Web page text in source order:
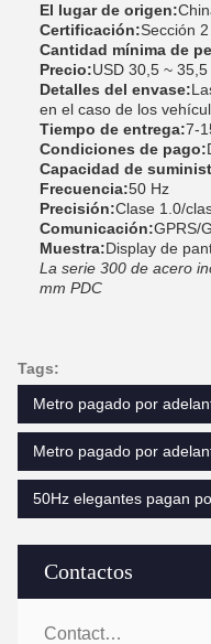
Contactos
Contactos:
El lugar de origen:
Certificación:Sección 2
Cantidad mínima de
Precio:USD 30,5 ~
Detalles del envase:
en el caso de los
Tiempo de entrega:7-
Condiciones de pago:
Capacidad de
Frecuencia:50 Hz
Precisión:Clase 1.0/
Comunicación:GPRS/
Muestra:Display de
La serie 300 de acero
mm PDC
Tags:
Metro pagado por
Metro pagado por
50Hz elegantes pagan